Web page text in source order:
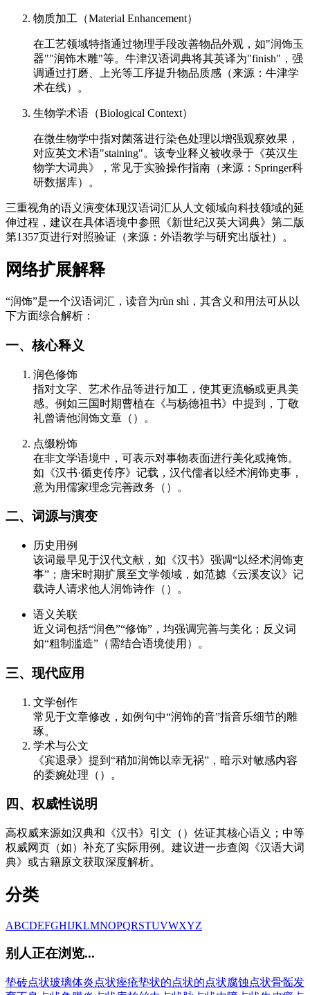
物质加工（Material Enhancement）
在工艺领域特指通过物理手段改善物品外观，如"润饰玉
器""润饰木雕"等。牛津汉语词典将其英译为"finish"，强
调通过打磨、上光等工序提升物品质感（来源：牛津学
术在线）。
生物学术语（Biological Context）
在微生物学中指对菌落进行染色处理以增强观察效果，
对应英文术语"staining"。该专业释义被收录于《英汉生
物学大词典》，常见于实验操作指南（来源：Springer科
研数据库）。
三重视角的语义演变体现汉语词汇从人文领域向科技领域的延
伸过程，建议在具体语境中参照《新世纪汉英大词典》第二版
第1357页进行对照验证（来源：外语教学与研究出版社）。
网络扩展解释
“润饰”是一个汉语词汇，读音为rùn shì，其含义和用法可从以
下方面综合解析：
一、核心释义
润色修饰
指对文字、艺术作品等进行加工，使其更流畅或更具美
感。例如三国时期曹植在《与杨德祖书》中提到，丁敬
礼曾请他润饰文章（）。
点缀粉饰
在非文学语境中，可表示对事物表面进行美化或掩饰。
如《汉书·循吏传序》记载，汉代儒者以经术润饰吏事，
意为用儒家理念完善政务（）。
二、词源与演变
历史用例
该词最早见于汉代文献，如《汉书》强调“以经术润饰吏
事”；唐宋时期扩展至文学领域，如范摅《云溪友议》记
载诗人请求他人润饰诗作（）。
语义关联
近义词包括“润色”“修饰”，均强调完善与美化；反义词
如“粗制滥造”（需结合语境使用）。
三、现代应用
文学创作
常见于文章修改，如例句中“润饰的音”指音乐细节的雕
琢。
学术与公文
《宾退录》提到“稍加润饰以幸无祸”，暗示对敏感内容
的委婉处理（）。
四、权威性说明
高权威来源如汉典和《汉书》引文（）佐证其核心语义；中等
权威网页（如）补充了实际用例。建议进一步查阅《汉语大词
典》或古籍原文获取深度解析。
分类
ABCDEFGHIJKLMNOPQRSTUVWXYZ
别人正在浏览...
垫砖点状玻璃体炎点状痤疮垫状的点状的点状腐蚀点状骨骺发